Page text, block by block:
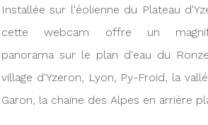
Installée sur l'éolienne du Plateau
cette webcam offre un
panorama sur le plan d'eau du
village d'Yzeron, Lyon, Py-Froid, la
Garon, la chaine des Alpes en arrière